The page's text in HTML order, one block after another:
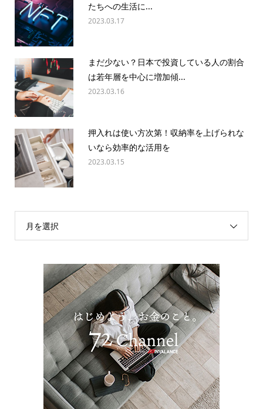
たちへの生活に...
2023.03.17
まだ少ない？日本で投資している人の割合
は若年層を中心に増加傾...
2023.03.16
押入れは使い方次第！収納率を上げられな
いなら効率的な活用を
2023.03.15
月を選択